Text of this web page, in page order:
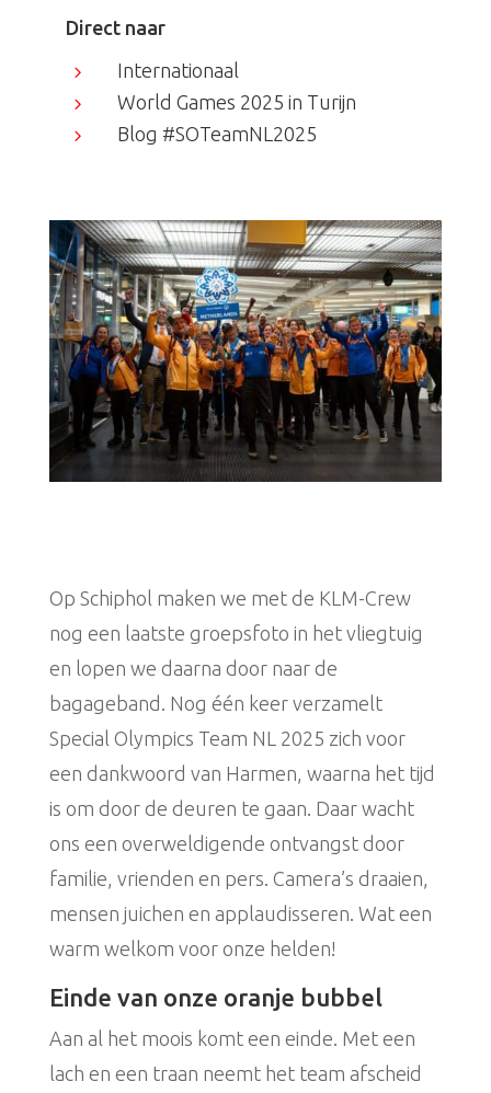
Direct naar
5
Internationaal
5
World Games 2025 in Turijn
5
Blog #SOTeamNL2025
Op Schiphol maken we met de KLM-Crew
nog een laatste groepsfoto in het vliegtuig
en lopen we daarna door naar de
bagageband. Nog één keer verzamelt
Special Olympics Team NL 2025 zich voor
een dankwoord van Harmen, waarna het tijd
is om door de deuren te gaan. Daar wacht
ons een overweldigende ontvangst door
familie, vrienden en pers. Camera’s draaien,
mensen juichen en applaudisseren. Wat een
warm welkom voor onze helden!
Einde van onze oranje bubbel
Aan al het moois komt een einde. Met een
lach en een traan neemt het team afscheid